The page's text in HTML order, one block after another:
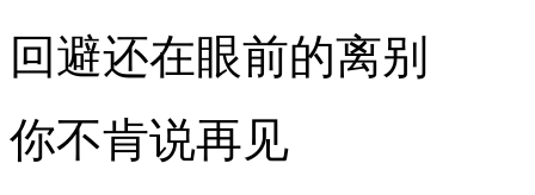
回避还在眼前的离别
你不肯说再见